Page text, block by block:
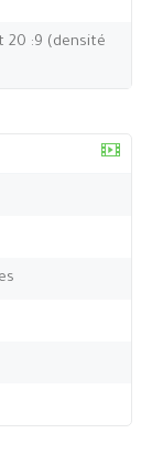
20 :9 (densité